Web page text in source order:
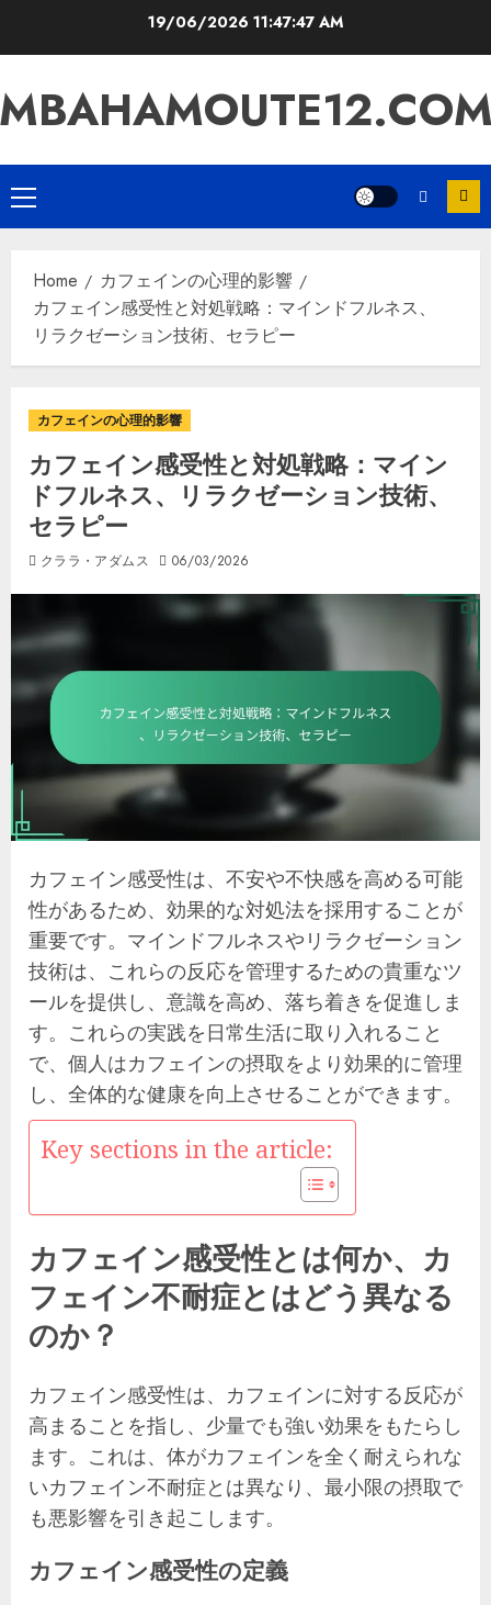
19/06/2026 11:47:48 AM
Primary
Menu
Home
カフェインの心理的影響
カフェイン感受性と対処戦略：マインドフルネス、
リラクゼーション技術、セラピー
カフェインの心理的影響
カフェイン感受性と対処戦略：マイン
ドフルネス、リラクゼーション技術、
セラピー
クララ・アダムス 06/03/2026
カフェイン感受性は、不安や不快感を高める可能
性があるため、効果的な対処法を採用することが
重要です。マインドフルネスやリラクゼーション
技術は、これらの反応を管理するための貴重なツ
ールを提供し、意識を高め、落ち着きを促進しま
す。これらの実践を日常生活に取り入れること
で、個人はカフェインの摂取をより効果的に管理
し、全体的な健康を向上させることができます。
Key sections in the article:
カフェイン感受性とは何か、カ
フェイン不耐症とはどう異なる
のか？
カフェイン感受性は、カフェインに対する反応が
高まることを指し、少量でも強い効果をもたらし
ます。これは、体がカフェインを全く耐えられな
いカフェイン不耐症とは異なり、最小限の摂取で
も悪影響を引き起こします。
カフェイン感受性の定義